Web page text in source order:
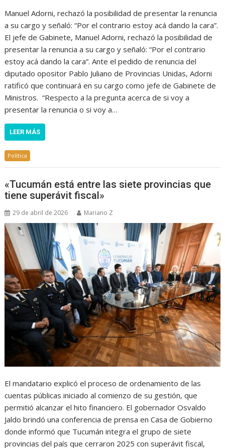
Manuel Adorni, rechazó la posibilidad de presentar la renuncia
a su cargo y señaló: “Por el contrario estoy acá dando la cara”.
El jefe de Gabinete, Manuel Adorni, rechazó la posibilidad de
presentar la renuncia a su cargo y señaló: “Por el contrario
estoy acá dando la cara”. Ante el pedido de renuncia del
diputado opositor Pablo Juliano de Provincias Unidas, Adorni
ratificó que continuará en su cargo como jefe de Gabinete de
Ministros. “Respecto a la pregunta acerca de si voy a
presentar la renuncia o si voy a…
LEER MÁS
Política
«Tucumán está entre las siete provincias que
tiene superávit fiscal»
29 de abril de 2026 Mariano Z
El mandatario explicó el proceso de ordenamiento de las
cuentas públicas iniciado al comienzo de su gestión, que
permitió alcanzar el hito financiero. El gobernador Osvaldo
Jaldo brindó una conferencia de prensa en Casa de Gobierno
donde informó que Tucumán integra el grupo de siete
provincias del país que cerraron 2025 con superávit fiscal,